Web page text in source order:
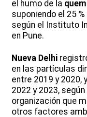
el humo de la
suponiendo el 25 %
según el Instituto
en Pune.
Nueva Delhi
en las partículas
entre 2019 y 2020,
2022 y 2023,
organización que
otros factores